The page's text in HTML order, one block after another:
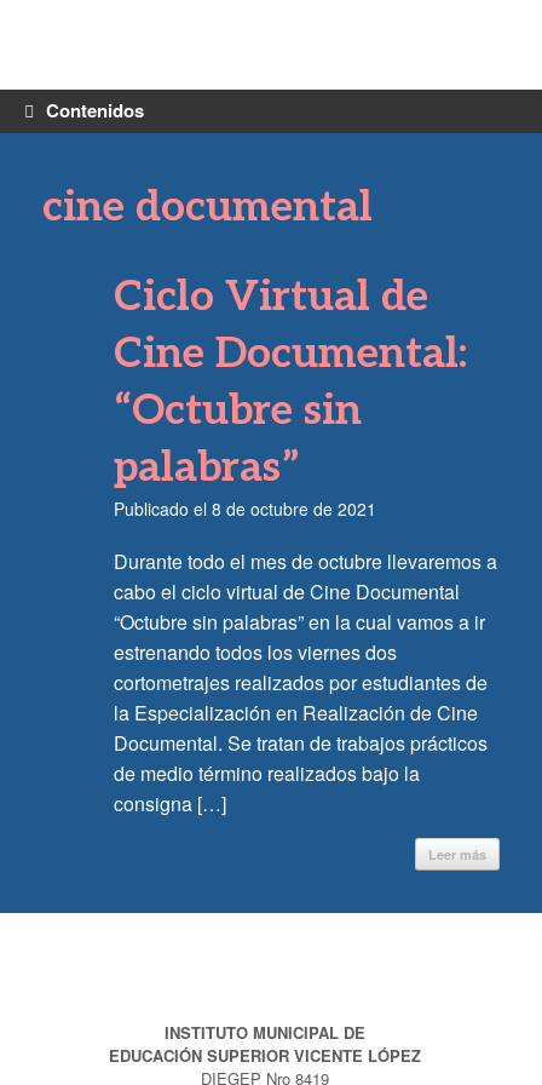
Contenidos
cine documental
Ciclo Virtual de
Cine Documental:
“Octubre sin
palabras”
Publicado el 8 de octubre de 2021
Durante todo el mes de octubre llevaremos a
cabo el ciclo virtual de Cine Documental
“Octubre sin palabras” en la cual vamos a ir
estrenando todos los viernes dos
cortometrajes realizados por estudiantes de
la Especialización en Realización de Cine
Documental. Se tratan de trabajos prácticos
de medio término realizados bajo la
consigna […]
Leer más
INSTITUTO MUNICIPAL DE
EDUCACIÓN SUPERIOR VICENTE LÓPEZ
DIEGEP Nro 8419